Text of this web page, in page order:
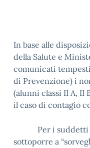
In base alle
della Salute e
comunicati
di Prevenzione) i
(alunni classi II A, II
il caso di contagio
Per i suddetti
sottoporre a